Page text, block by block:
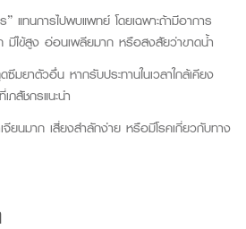
แทนการไปพบแพทย์ โดยเฉพาะถ้ามีอาการ
มีไข้สูง อ่อนเพลียมาก หรือสงสัยว่าขาดน้ำ
มยาตัวอื่น หากรับประทานในเวลาใกล้เคียง
ภสัชกรแนะนำ
จียนมาก เสี่ยงสำลักง่าย หรือมีโรคเกี่ยวกับทาง